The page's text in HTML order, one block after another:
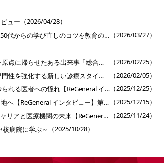
ュー （2026/04/28）
専門医が総合診療を使って成長する秘訣――50代からの学び直しのコツを教育のプロに聞く【ReGeneral インタビュー】第6回 （2026/03/27）
僕はなぜ医者になったのか？ 医療行政マンを原点に帰らせたある出来事「総合医育成プログラム」インタビュー【ReGeneral インタビュー】第5回
（2026/02/25）
キャリア中断後に見つけた 総合診療能力で専門性を強化する新しい診療スタイル【ReGeneral インタビュー】第4回
（2026/02/05）
外科医のキャリア終盤に思い出した 何でも診られる医者への憧れ【ReGeneral インタビュー】第3回 （2025/12/25）
50代半ばで精神科から一転・総合診療でへき地へ【ReGeneral インタビュー】第2回 （2025/12/15）
「総合医育成プログラム」で広がる医師のキャリアと医療機関の未来【ReGeneral インタビュー】第1回
（2025/11/24）
病院に学ぶ～ （2025/10/28）